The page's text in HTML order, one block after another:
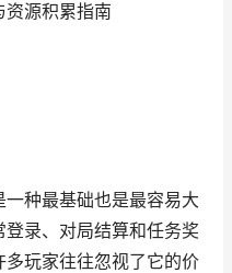
资源积累指南
种最基础也是最容易大
录、对局结算和任务奖
玩家往往忽视了它的价